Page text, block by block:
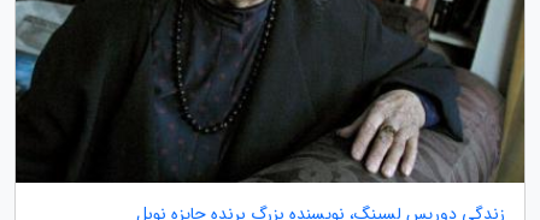
زندگی دوریس لسینگ، نویسنده بزرگ برنده جایزه نوبل